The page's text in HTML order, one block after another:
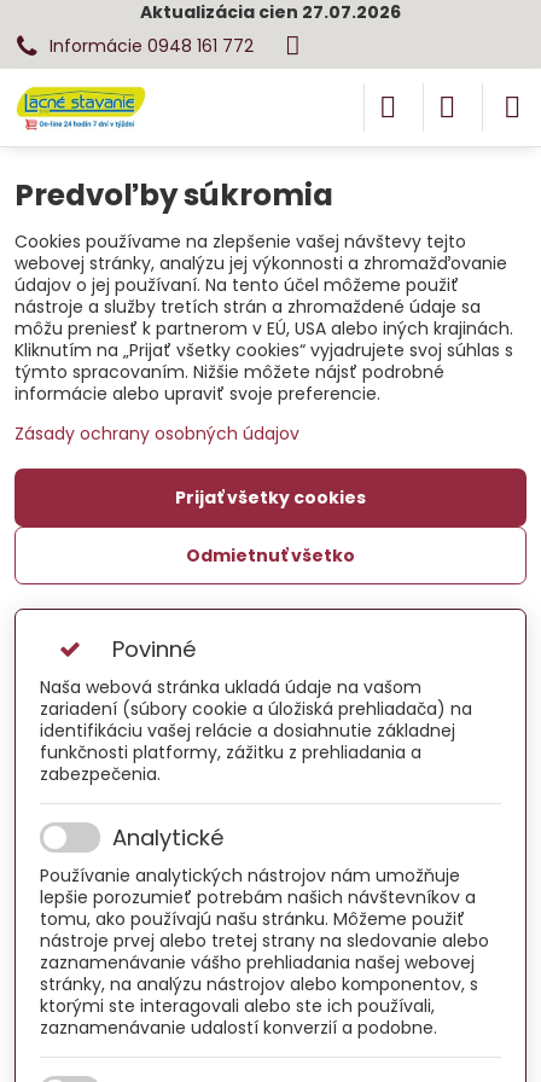
Aktualizácia cien 27.07.2026
Informácie 0948 161 772
Predvoľby súkromia
Cookies používame na zlepšenie vašej návštevy tejto
webovej stránky, analýzu jej výkonnosti a zhromažďovanie
údajov o jej používaní. Na tento účel môžeme použiť
nástroje a služby tretích strán a zhromaždené údaje sa
môžu preniesť k partnerom v EÚ, USA alebo iných krajinách.
Kliknutím na „Prijať všetky cookies“ vyjadrujete svoj súhlas s
týmto spracovaním. Nižšie môžete nájsť podrobné
informácie alebo upraviť svoje preferencie.
Zásady ochrany osobných údajov
Prijať všetky cookies
Odmietnuť všetko
Povinné
Naša webová stránka ukladá údaje na vašom
zariadení (súbory cookie a úložiská prehliadača) na
identifikáciu vašej relácie a dosiahnutie základnej
funkčnosti platformy, zážitku z prehliadania a
zabezpečenia.
Analytické
Používanie analytických nástrojov nám umožňuje
lepšie porozumieť potrebám našich návštevníkov a
tomu, ako používajú našu stránku. Môžeme použiť
nástroje prvej alebo tretej strany na sledovanie alebo
zaznamenávanie vášho prehliadania našej webovej
stránky, na analýzu nástrojov alebo komponentov, s
ktorými ste interagovali alebo ste ich používali,
zaznamenávanie udalostí konverzií a podobne.